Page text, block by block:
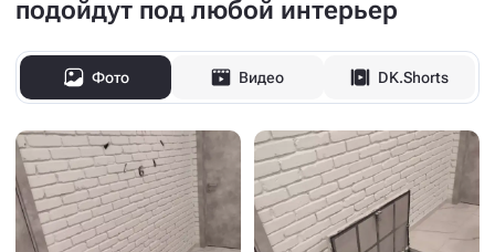
подойдут под любой интерьер
Фото Видео DK.Shorts